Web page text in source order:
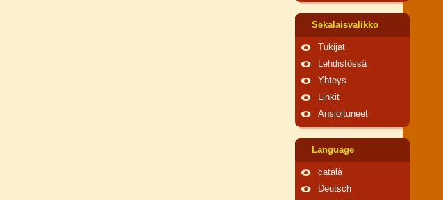
Sekalaisvalikko
Tukijat
Lehdistössä
Yhteys
Linkit
Ansioituneet
Language
català
Deutsch